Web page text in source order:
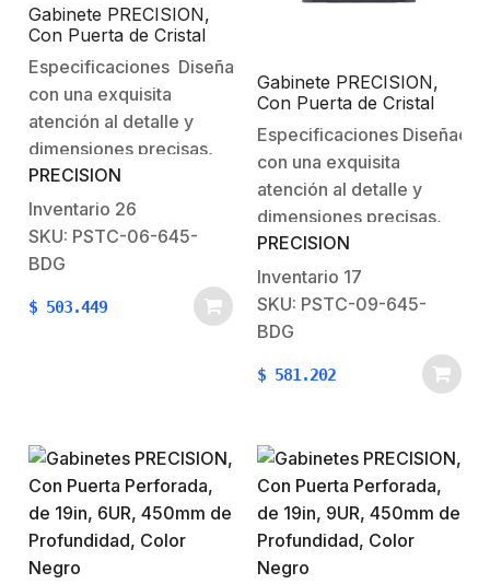
(ancho x…
Gabinete PRECISION,
Con Puerta de Cristal
Templado, de 19in, 6UR,
450mm de Profundidad,
Color Negro
Especificaciones Diseñados
con una exquisita
atención al detalle y
dimensiones precisas,
los gabinetes Precision
de 6 y 9 unidades para
rack ofrecen una
solución versátil para
aplicaciones. EspecificacionesCapacidad
32 (tuerca
enjaulada)Capacidad de
ventiladoresEnvíoTotalmente
armado
PRECISION
Inventario 26
SKU: PSTC-06-645-
BDG
$ 503.449
Gabinete PRECISION,
Con Puerta de Cristal
Templado, de 19in, 9UR,
450mm de Profundidad,
Color Negro
Especificaciones Diseñados
con una exquisita
atención al detalle y
dimensiones precisas,
los gabinetes Precision
de 6 y 9 unidades para
rack ofrecen una
solución versátil para
aplicaciones.
450mm)Profundidad de
trabajo275 mmRieles10-
32 (tuerca
enjaulada)Capacidad de
PRECISION
Inventario 17
SKU: PSTC-09-645-
BDG
$ 581.202